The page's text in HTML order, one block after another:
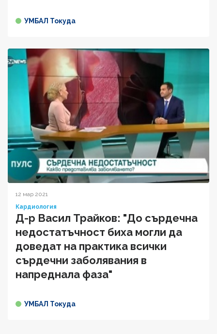
УМБАЛ Токуда
12 мар 2021
Кардиология
Д-р Васил Трайков: "До сърдечна
недостатъчност биха могли да
доведат на практика всички
сърдечни заболявания в
напреднала фаза"
УМБАЛ Токуда